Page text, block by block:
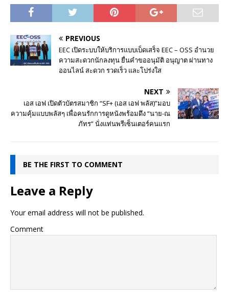
PREVIOUS
EEC เปิดระบบให้บริการแบบเบ็ดเสร็จ EEC – OSS อำนวย
ความสะดวกนักลงทุน ยื่นคำขออนุมัติ อนุญาต ผ่านทาง
ออนไลน์ สะดวก รวดเร็ว และโปร่งใส
NEXT
เอส เอฟ เปิดตัวบัตรสมาชิก “SF+ (เอส เอฟ พลัส)”มอบ
ความคุ้มแบบพลัสๆ เพื่อคนรักการดูหนังพร้อมดึง “นาย-ณ
ภัทร” นั่งแท่นพรีเซ็นเตอร์คนแรก
BE THE FIRST TO COMMENT
Leave a Reply
Your email address will not be published.
Comment